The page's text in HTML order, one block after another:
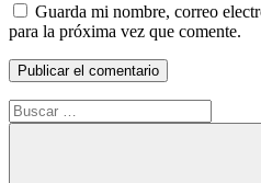
Guarda mi nombre, correo
para la próxima vez que comente.
Buscar: